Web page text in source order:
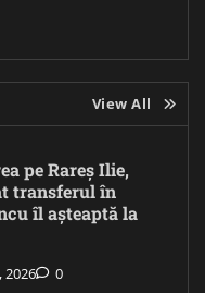
View All
pe Rareș Ilie,
transferul în
îl așteaptă la
2026 0